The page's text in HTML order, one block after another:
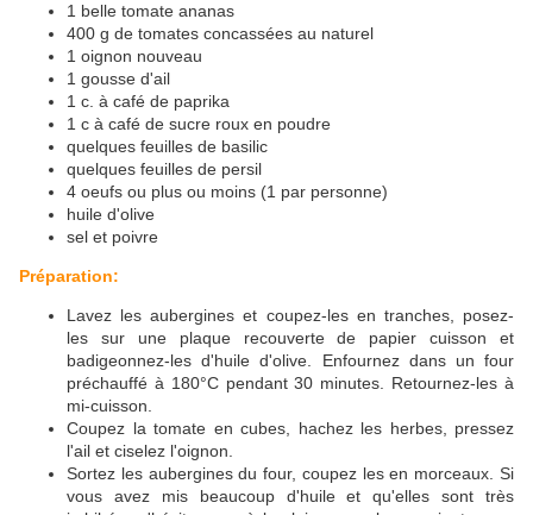
1 belle tomate ananas
400 g de tomates concassées au naturel
1 oignon nouveau
1 gousse d'ail
1 c. à café de paprika
1 c à café de sucre roux en poudre
quelques feuilles de basilic
quelques feuilles de persil
4 oeufs ou plus ou moins (1 par personne)
huile d'olive
sel et poivre
Préparation:
Lavez les aubergines et coupez-les en tranches, posez-
les sur une plaque recouverte de papier cuisson et
badigeonnez-les d'huile d'olive. Enfournez dans un four
préchauffé à 180°C pendant 30 minutes. Retournez-les à
mi-cuisson.
Coupez la tomate en cubes, hachez les herbes, pressez
l'ail et ciselez l'oignon.
Sortez les aubergines du four, coupez les en morceaux. Si
vous avez mis beaucoup d'huile et qu'elles sont très